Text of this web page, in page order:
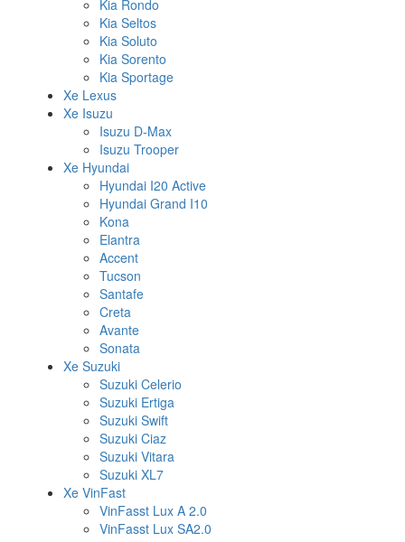
Kia Rondo
Kia Seltos
Kia Soluto
Kia Sorento
Kia Sportage
Xe Lexus
Xe Isuzu
Isuzu D-Max
Isuzu Trooper
Xe Hyundai
Hyundai I20 Active
Hyundai Grand I10
Kona
Elantra
Accent
Tucson
Santafe
Creta
Avante
Sonata
Xe Suzuki
Suzuki Celerio
Suzuki Ertiga
Suzuki Swift
Suzuki Ciaz
Suzuki Vitara
Suzuki XL7
Xe VinFast
VinFasst Lux A 2.0
VinFasst Lux SA2.0